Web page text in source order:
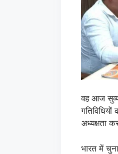
वह आज
अध्यक्षता
भारत में